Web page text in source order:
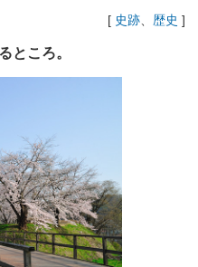
[ 史跡 歴史 ]
ところ。